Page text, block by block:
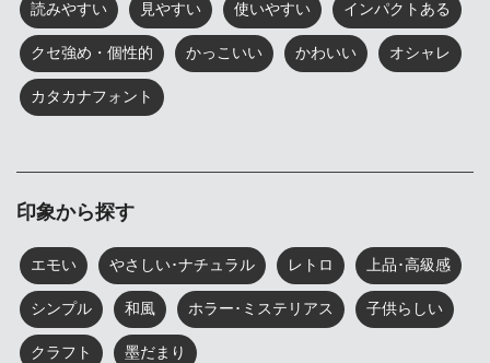
読みやすい 見やすい 使いやすい インパクトある
クセ強め・個性的 かっこいい かわいい オシャレ
カタカナフォント
印象から探す
エモい やさしい･ナチュラル レトロ 上品･高級感
シンプル 和風 ホラー･ミステリアス 子供らしい
クラフト 墨だまり